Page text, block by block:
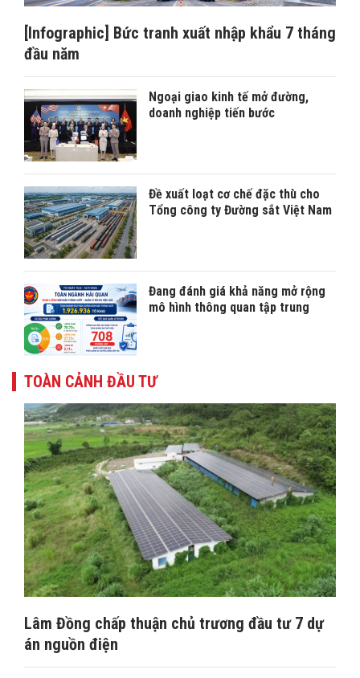
[Infographic] Bức tranh xuất nhập khẩu 7 tháng
đầu năm
Ngoại giao kinh tế mở đường,
doanh nghiệp tiến bước
Đề xuất loạt cơ chế đặc thù cho
Tổng công ty Đường sắt Việt Nam
Đang đánh giá khả năng mở rộng
mô hình thông quan tập trung
TOÀN CẢNH ĐẦU TƯ
Lâm Đồng chấp thuận chủ trương đầu tư 7 dự
án nguồn điện